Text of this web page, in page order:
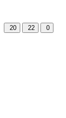
20 22 0